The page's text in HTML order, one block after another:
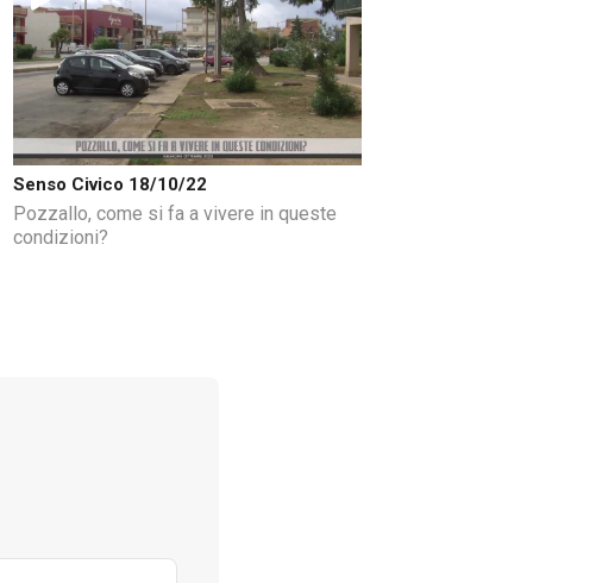
Senso Civico 18/10/22
Pozzallo, come si fa a vivere in queste
condizioni?